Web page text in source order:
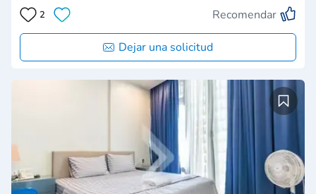
2 Recomendar
Dejar una solicitud